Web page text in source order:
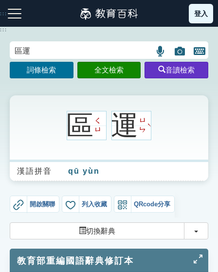
到
主
:::
注音索引圖示 筆畫索引圖示 部首索引表圖示
生字詞彙表
成語故事
索引選單
單字索引
登入
:::
語
言
搜
圖
片
搜
開
鍵
圖
詞條檢索 全文檢索 音讀檢索
區ㄑ
ㄩ
運ㄩ
ㄣ
ˋ
漢語拼音 qū yùn
開啟關聯 列入收藏 QRcode分享
切換辭典 切換
教育部重編國語辭典修訂本